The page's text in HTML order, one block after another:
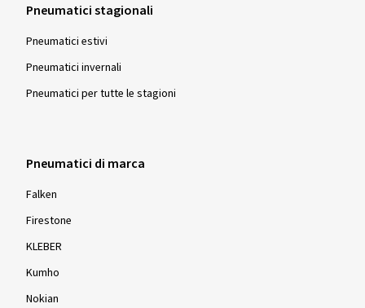
Pneumatici stagionali
Pneumatici estivi
Pneumatici invernali
Pneumatici per tutte le stagioni
Pneumatici di marca
Falken
Firestone
KLEBER
Kumho
Nokian